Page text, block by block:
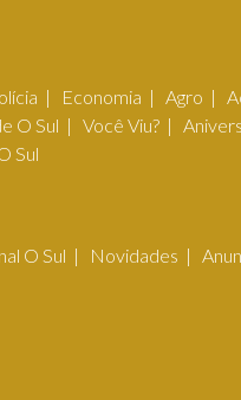
Economia Agro
O Sul Você Viu?
Sul
O Sul Novidades